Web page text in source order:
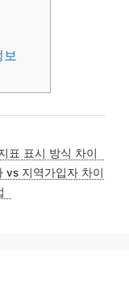
표 표시 방식 차이
vs 지역가입자 차이